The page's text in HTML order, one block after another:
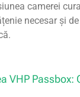
camerei
necesar și
VHP Passbox: